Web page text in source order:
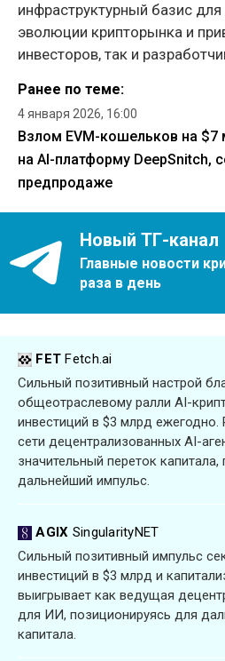
инфраструктурный базис
эволюции крипторынка и
инвесторов, так и
Ранее по теме:
4 января 2026, 16:00
Взлом EVM-кошельков на $7
на AI-платформу DeepSnitch,
предпродаже
Новый ТГ-канал
Главные новости
раза в день
FETFetch.ai
Сильный позитивный настрой
общеотраслевому ралли AI-
инвестиций в $3 млрд ежегодно.
сети децентрализованных AI-
значительный переток
дальнейший импульс.
AGIX SingularityNET
Сильный позитивный импульс
инвестиций в $3 млрд и
выигрывает как ведущая
для ИИ, позиционируясь для
капитала.